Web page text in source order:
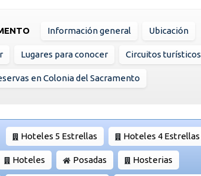
Información general Ubicación
Lugares para conocer Circuitos turísticos
en Colonia del Sacramento
Hoteles 5 Estrellas Hoteles 4 Estrellas
Hoteles Posadas Hosterias